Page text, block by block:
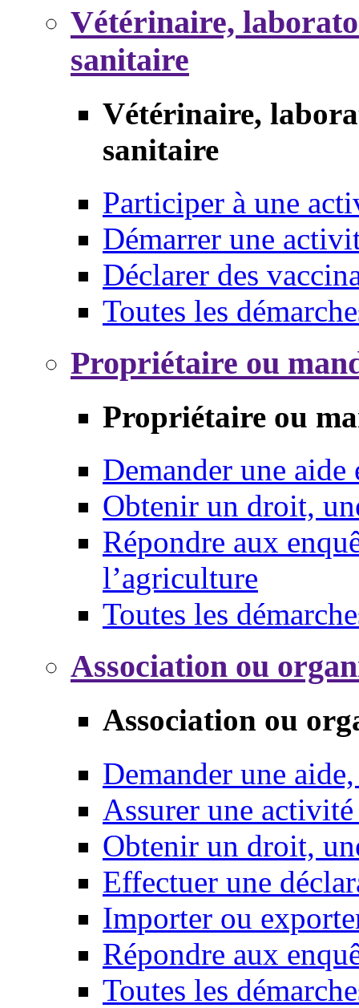
Vétérinaire,
sanitaire
Vétérinaire,
sanitaire
Participer à une
Démarrer une
Déclarer des
Toutes les
Propriétaire ou
Propriétaire ou
Demander une aide
Obtenir un droit,
Répondre aux
l’agriculture
Toutes les
Association ou
Association ou
Demander une
Assurer une
Obtenir un droit,
Effectuer une
Importer ou
Répondre aux
Toutes les